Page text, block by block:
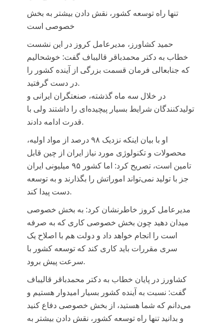
تنها راه توسعه کشور، نقش دادن بیشتر به بخش
خصوصی است
حمید کشاورز، مدیرعامل کروز در این نشست
خطاب به دکتر محمدباقر قالیباف گفت: خوشحالیم
که جنابعالی فرمان قسمت بزرگی از آینده کشور را
در دست گرفتید.
در خلال سه ماه گذشته، صنعتگران ایرانی و
تولیدکنندگان شرایط بسیار پیچیده‌ای را داشتند ولی با
قدرت ادامه دادند.
او با بیان اینکه نزدیک ۹۸ درصد از مواد اولیه،
محصولات و تکنولوژی مورد نیاز ایران از چین قابل
تامین است، تصریح کرد: اما کشور ۹۵ میلیونی ایران
جز با تولید نمی‌تواند اموراتش را بگذارند و به توسعه
دست پیدا کند.
مدیرعامل کروز خاطرنشان کرد: به بخش خصوصی
میدان دهید چون بخش خصوصی کاری که به صرفه
است را انجام خواهد داد و دولت هم با اصلاح یک
سری مقررات باید کاری کند که توسعه کشور با
سرعت پیش برود.
کشاورز در پایان خطاب به دکتر محمدباقر قالیباف
گفت: نسبت به آینده کشور بسیار امیدوار هستیم و
می‌دانم که شما هستید، از بخش خصوصی دفاع کنید
و بدانید تنها راه توسعه کشور، نقش دادن بیشتر به